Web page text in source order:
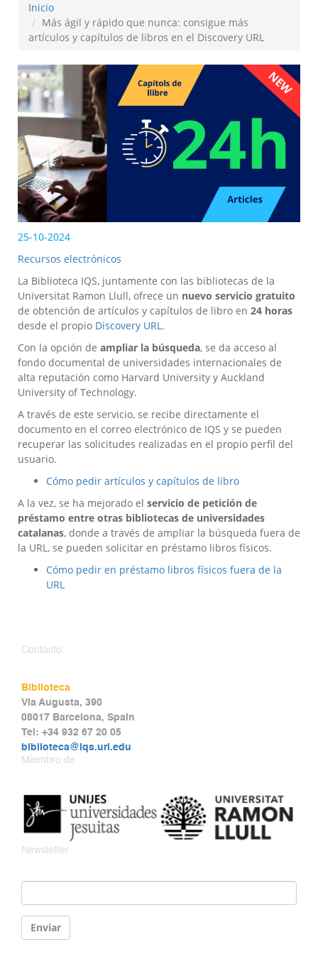
Inicio
Más ágil y rápido que nunca: consigue más
artículos y capítulos de libros en el Discovery URL
25-10-2024
Recursos electrónicos
La Biblioteca IQS, juntamente con las bibliotecas de la
Universitat Ramon Llull, ofrece un nuevo servicio gratuito
de obtención de artículos y capítulos de libro en 24 horas
desde el propio Discovery URL.
Con la opción de ampliar la búsqueda, se da acceso al
fondo documental de universidades internacionales de
alta reputación como Harvard University y Auckland
University of Technology.
A través de este servicio, se recibe directamente el
documento en el correo electrónico de IQS y se pueden
recuperar las solicitudes realizadas en el propio perfil del
usuario.
Cómo pedir artículos y capítulos de libro
A la vez, se ha mejorado el servicio de petición de
préstamo entre otras bibliotecas de universidades
catalanas, donde a través de ampliar la búsqueda fuera de
la URL, se pueden solicitar en préstamo libros físicos.
Cómo pedir en préstamo libros físicos fuera de la
URL
Contacto
Biblioteca
Via Augusta, 390
08017 Barcelona, Spain
Tel: +34 932 67 20 05
biblioteca@iqs.url.edu
Miembro de
Newsletter
Email
Enviar